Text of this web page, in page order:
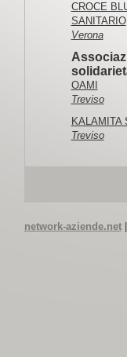
CROCE
SANITARIO
Verona
OAMI
Treviso
KALAMITA
Treviso
network-aziende.net|